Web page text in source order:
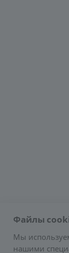
Адрес:
Файлы
Мы
нашими